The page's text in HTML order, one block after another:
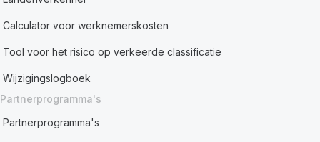
Calculator voor werknemerskosten
Tool voor het risico op verkeerde classificatie
Wijzigingslogboek
Partnerprogramma's
Partnerprogramma's